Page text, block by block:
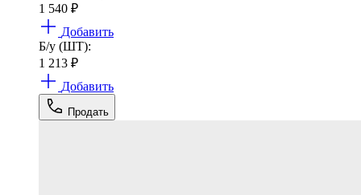
1 540 ₽
Добавить
Б/у (ШТ):
1 213 ₽
Добавить
Продать